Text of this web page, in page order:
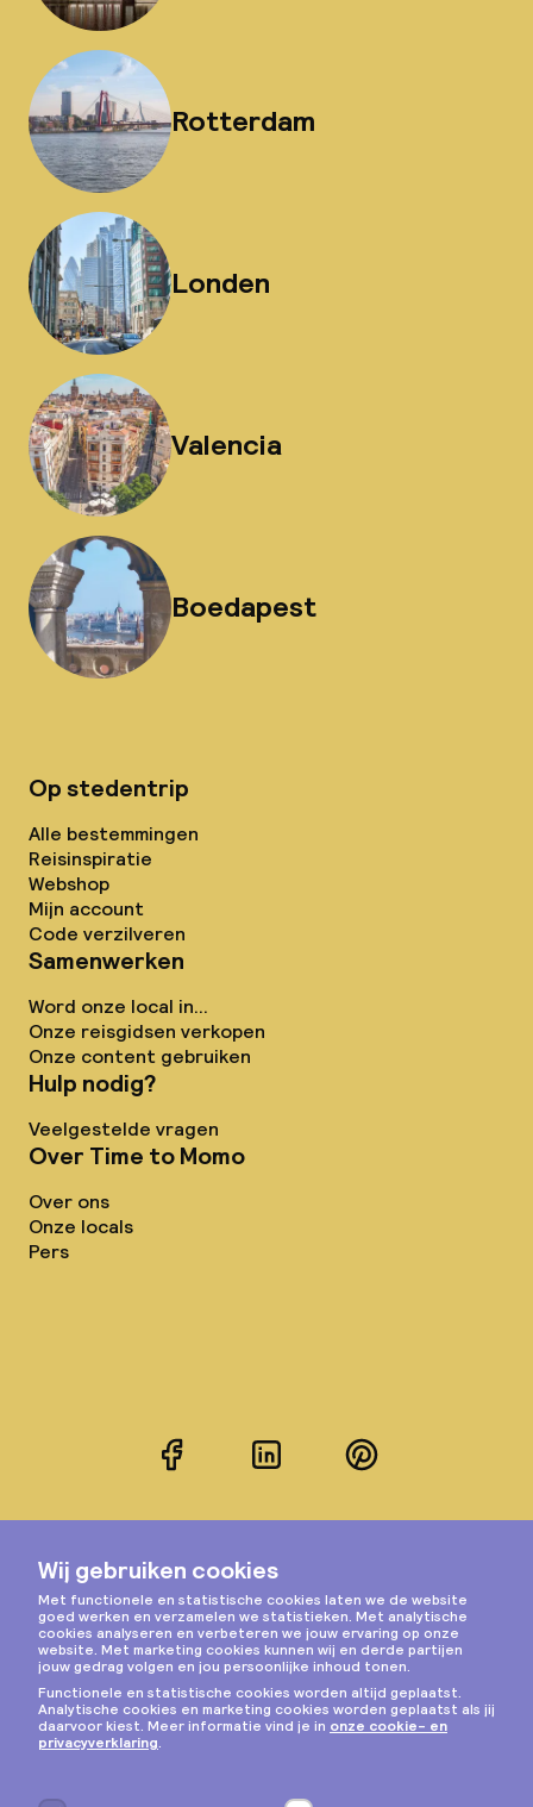
Rotterdam
Londen
Valencia
Boedapest
Op stedentrip
Alle bestemmingen
Reisinspiratie
Webshop
Mijn account
Code verzilveren
Samenwerken
Word onze local in...
Onze reisgidsen verkopen
Onze content gebruiken
Hulp nodig?
Veelgestelde vragen
Over Time to Momo
Over ons
Onze locals
Pers
FacebookLinkedInPinterest
Instagram
Privacy & cookies